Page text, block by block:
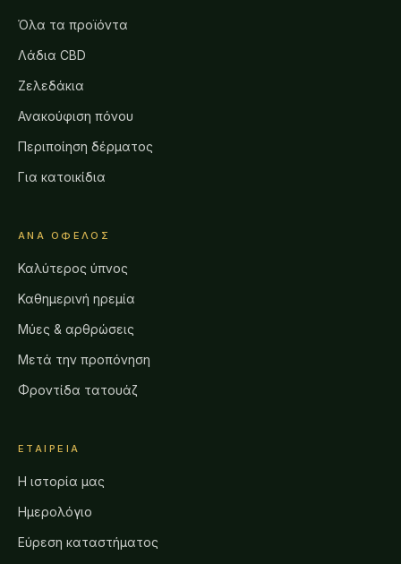
Όλα τα προϊόντα
Λάδια CBD
Ζελεδάκια
Ανακούφιση πόνου
Περιποίηση δέρματος
Για κατοικίδια
ΑΝΆ ΌΦΕΛΟΣ
Καλύτερος ύπνος
Καθημερινή ηρεμία
Μύες & αρθρώσεις
Μετά την προπόνηση
Φροντίδα τατουάζ
ΕΤΑΙΡΕΊΑ
Η ιστορία μας
Ημερολόγιο
Εύρεση καταστήματος